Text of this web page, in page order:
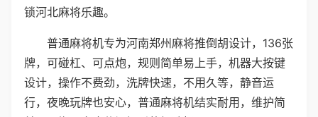
锁河北麻将乐趣。
普通麻将机专为河南郑州麻将推倒胡设计，136张
牌，可碰杠、可点炮，规则简单易上手，机器大按键
设计，操作不费劲，洗牌快速，不用久等，静音运
行，夜晚玩牌也安心，普通麻将机结实耐用，维护简